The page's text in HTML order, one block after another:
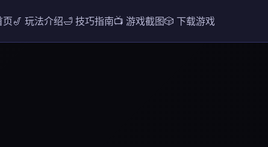
页🎷 玩法介绍🛁 技巧指南📺 游戏截图🎲 下载游戏